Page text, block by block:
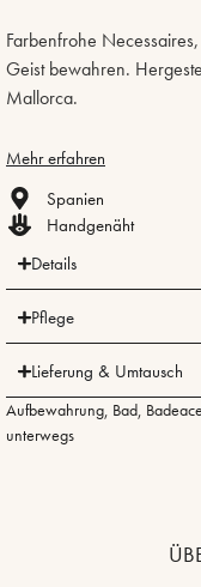
Farbenfrohe
Geist bewahren.
Mallorca.
Mehr erfahren
Spanien
Handgenäht
Details
Pflege
Lieferung & Umtausch
Aufbewahrung, Bad,
unterwegs